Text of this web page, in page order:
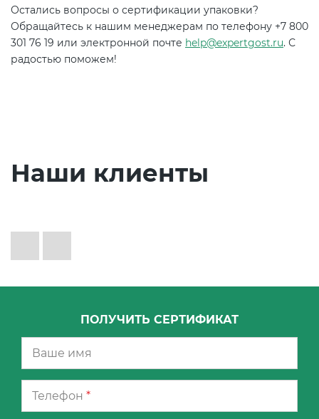
Остались вопросы о сертификации упаковки?
Обращайтесь к нашим менеджерам по телефону +7 800
301 76 19 или электронной почте help@expertgost.ru. С
радостью поможем!
Наши клиенты
ПОЛУЧИТЬ СЕРТИФИКАТ
Телефон *